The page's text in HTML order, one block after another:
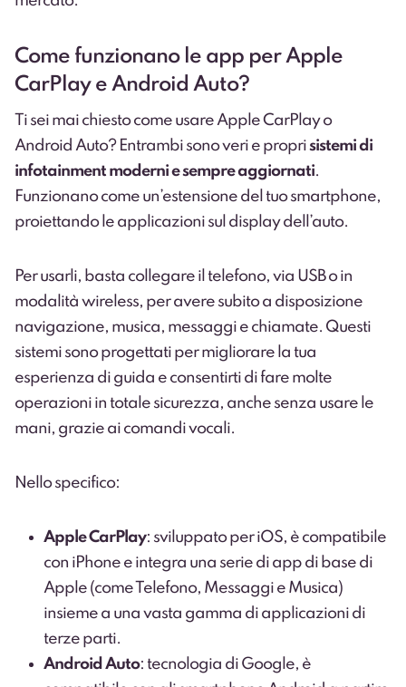
Come funzionano le app per Apple
CarPlay e Android Auto?
Ti sei mai chiesto come usare Apple CarPlay o
Android Auto? Entrambi sono veri e proprisistemi di
infotainment moderni e sempre aggiornati.
Funzionano come un’estensione del tuo smartphone,
proiettando le applicazioni sul display dell’auto.
Per usarli, basta collegare il telefono, via USB o in
modalità wireless, per avere subito a disposizione
navigazione, musica, messaggi e chiamate. Questi
sistemi sono progettati per migliorare la tua
esperienza di guida e consentirti di fare molte
operazioni in totale sicurezza, anche senza usare le
mani, grazie ai comandi vocali.
Nello specifico:
Apple CarPlay: sviluppato per iOS, è compatibile
con iPhone e integra una serie di app di base di
Apple (come Telefono, Messaggi e Musica)
insieme a una vasta gamma di applicazioni di
terze parti.
Android Auto: tecnologia di Google, è